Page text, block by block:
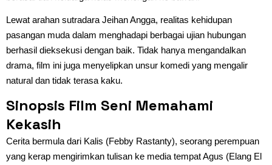
Lewat arahan sutradara Jeihan Angga, realitas kehidupan
pasangan muda dalam menghadapi berbagai ujian hubungan
berhasil dieksekusi dengan baik. Tidak hanya mengandalkan
drama, film ini juga menyelipkan unsur komedi yang mengalir
natural dan tidak terasa kaku.
Sinopsis Film Seni Memahami
Kekasih
Cerita bermula dari Kalis (Febby Rastanty), seorang perempuan
yang kerap mengirimkan tulisan ke media tempat Agus (Elang El